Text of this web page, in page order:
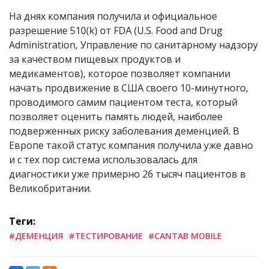
На днях компания получила и официальное
разрешение 510(k) от FDA (U.S. Food and Drug
Administration, Управление по санитарному надзору
за качеством пищевых продуктов и
медикаментов), которое позволяет компании
начать продвижение в США своего 10-минутного,
проводимого самим пациентом теста, который
позволяет оценить память людей, наиболее
подверженных риску заболевания деменцией. В
Европе такой статус компания получила уже давно
и с тех пор система использовалась для
диагностики уже примерно 26 тысяч пациентов в
Великобритании.
Теги:
#ДЕМЕНЦИЯ #ТЕСТИРОВАНИЕ #CANTAB MOBILE